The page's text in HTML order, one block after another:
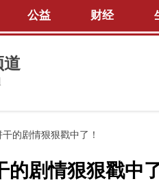
公益 财经
道
的剧情狠狠戳中了！
剧情狠狠戳中